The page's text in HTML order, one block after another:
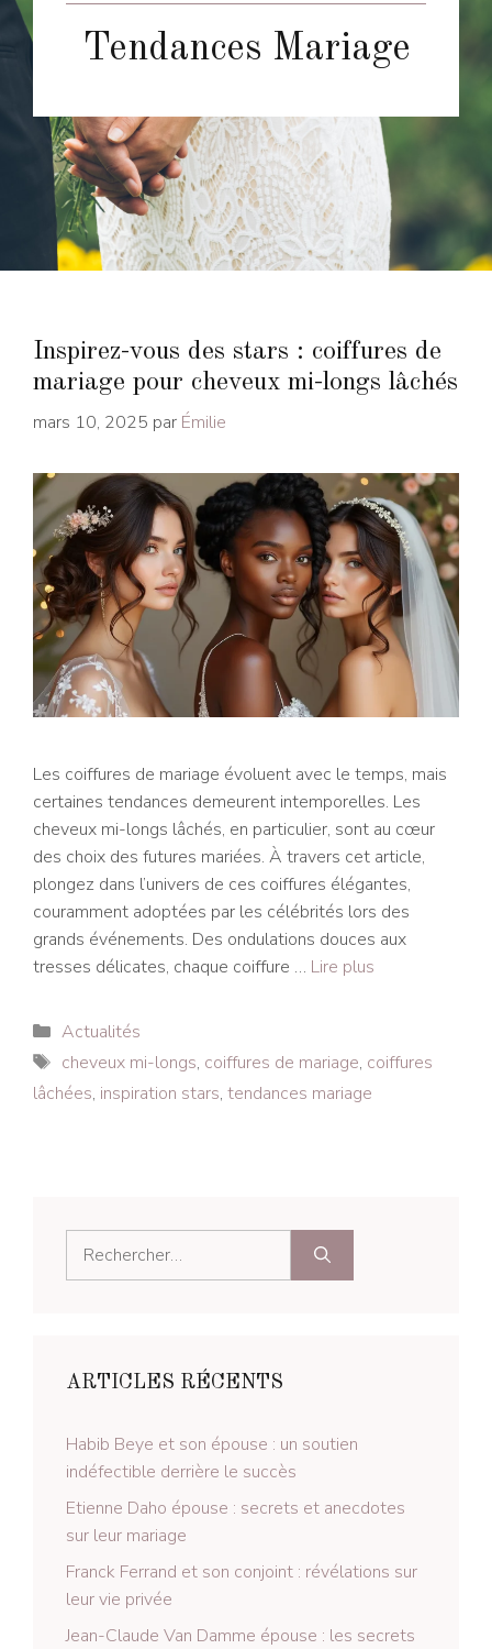
Tendances Mariage
Inspirez-vous des stars : coiffures de
mariage pour cheveux mi-longs lâchés
mars 10, 2025 par Émilie
Les coiffures de mariage évoluent avec le temps, mais
certaines tendances demeurent intemporelles. Les
cheveux mi-longs lâchés, en particulier, sont au cœur
des choix des futures mariées. À travers cet article,
plongez dans l’univers de ces coiffures élégantes,
couramment adoptées par les célébrités lors des
grands événements. Des ondulations douces aux
tresses délicates, chaque coiffure … Lire plus
Catégories
Actualités
Étiquettes
cheveux mi-longs, coiffures de mariage, coiffures
lâchées, inspiration stars, tendances mariage
ARTICLES RÉCENTS
Habib Beye et son épouse : un soutien
indéfectible derrière le succès
Etienne Daho épouse : secrets et anecdotes
sur leur mariage
Franck Ferrand et son conjoint : révélations sur
leur vie privée
Jean-Claude Van Damme épouse : les secrets